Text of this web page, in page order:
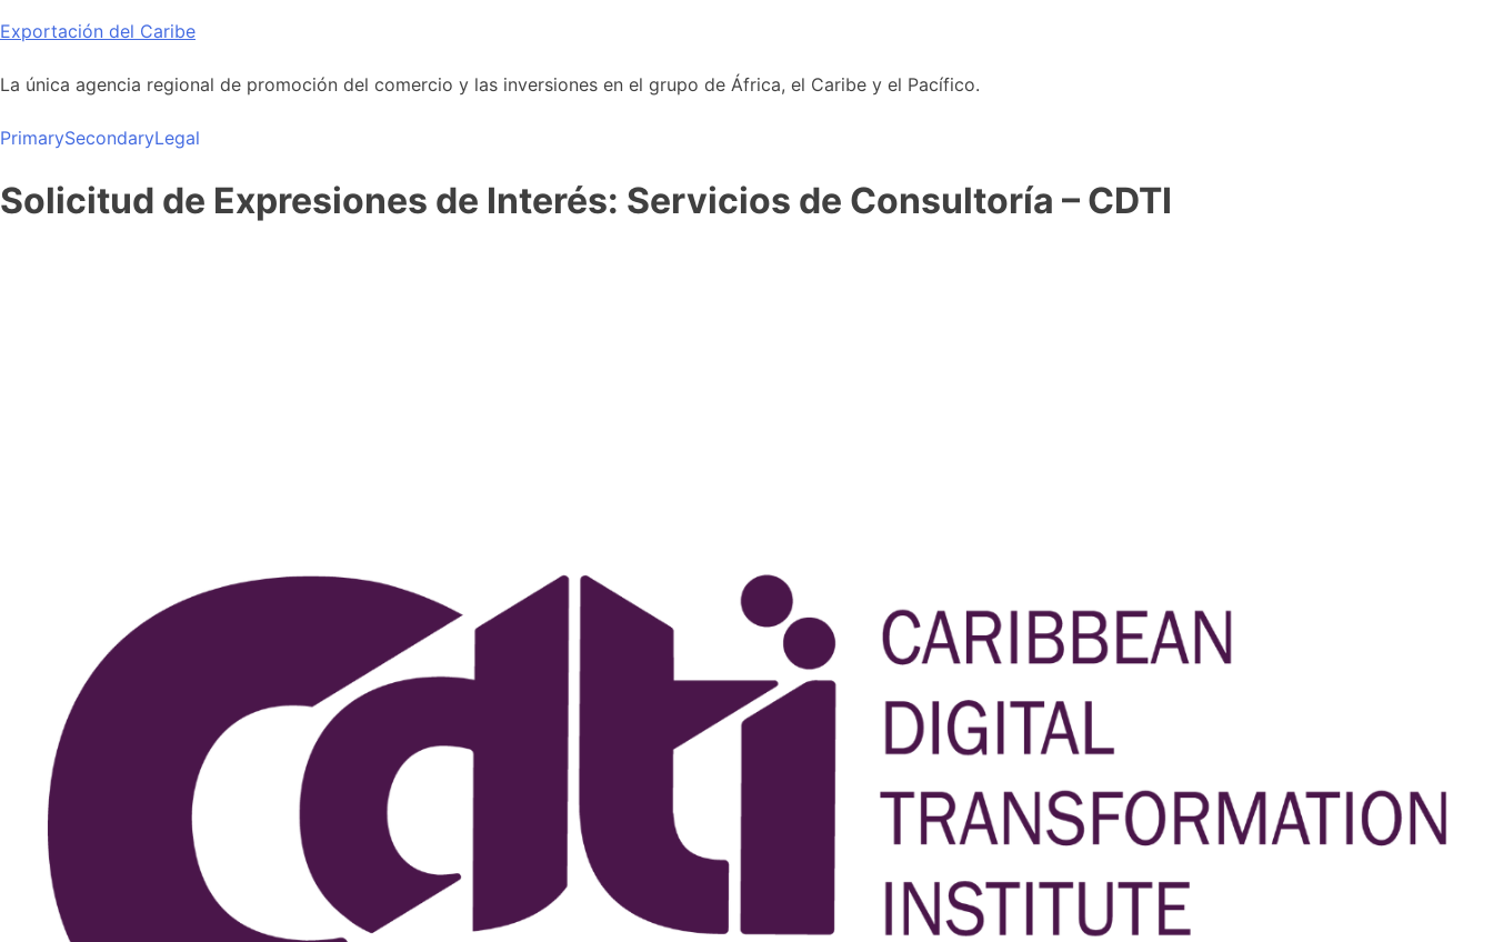
Skip
content
Exportación del Caribe
La única agencia regional de promoción del comercio y las inversiones en el grupo de África, el Caribe y el Pacífico.
PrimarySecondaryLegal
Solicitud de Expresiones de Interés: Servicios de Consultoría – CDTI